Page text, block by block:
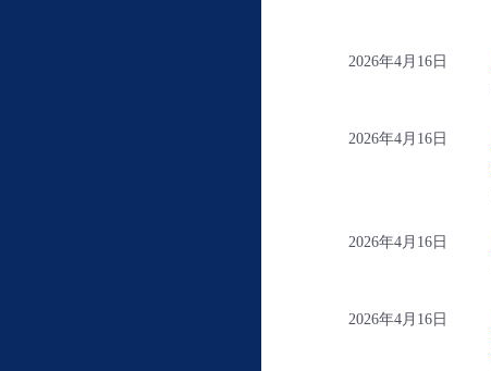
2026年4月16日
2026年4月16日
2026年4月16日
2026年4月16日